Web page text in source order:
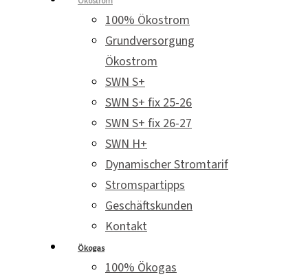
100% Ökostrom
Grundversorgung
Ökostrom
SWN S+
SWN S+ fix 25-26
SWN S+ fix 26-27
SWN H+
Dynamischer Stromtarif
Stromspartipps
Geschäftskunden
Kontakt
Ökogas
100% Ökogas